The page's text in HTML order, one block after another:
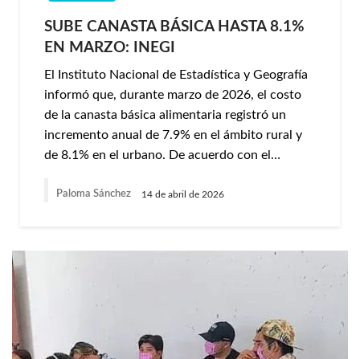
SUBE CANASTA BÁSICA HASTA 8.1%
EN MARZO: INEGI
El Instituto Nacional de Estadística y Geografía
informó que, durante marzo de 2026, el costo
de la canasta básica alimentaria registró un
incremento anual de 7.9% en el ámbito rural y
de 8.1% en el urbano. De acuerdo con el…
Paloma Sánchez 14 de abril de 2026